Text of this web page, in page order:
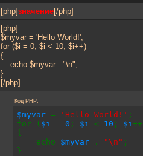
[php]значение[/php]
[php]
$myvar = 'Hello World!';
for ($i = 0; $i < 10; $i++)
{
echo $myvar . "\n";
}
[/php]
Код PHP:
$myvar = 'Hello World!' ;
for ( $i = 0 ; $i < 10 ; $i
{
echo $myvar . "\n" ;
}